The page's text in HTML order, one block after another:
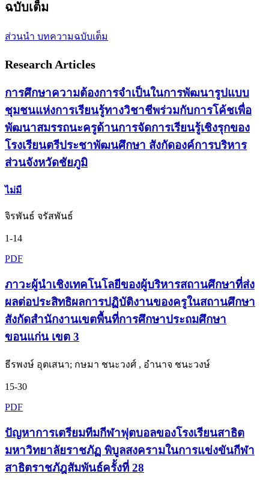
ฉบับเต็ม
ส่วนนำ บทความฉบับเต็ม
Research Articles
การศึกษาความต้องการจำเป็นในการพัฒนารูปแบบ
ชุมชนแห่งการเรียนรู้ทางวิชาชีพร่วมกับการโค้ชเพื่อ
พัฒนาสมรรถนะครูด้านการจัดการเรียนรู้เชิงรุกของ
โรงเรียนตรีประชาพัฒนศึกษา สังกัดองค์การบริหาร
ส่วนจังหวัดชัยภูมิ
ไม่มี
จิรพันธ์ จรัสพันธ์
1-14
PDF
ภาวะผู้นำเชิงเทคโนโลยีของผู้บริหารสถานศึกษาที่ส่ง
ผลต่อประสิทธิผลการปฏิบัติงานของครูในสถานศึกษา
สังกัดสำนักงานเขตพื้นที่การศึกษาประถมศึกษา
ขอนแก่น เขต 3
ธีรพงษ์ อุตเสนา; กษมา ชนะวงศ์ , อำนาจ ชนะวงษ์
15-30
PDF
ปัญหาการเตรียมทีมกีฬาฟุตบอลของโรงเรียนสาธิต
มหาวิทยาลัยราชภัฏ พิบูลสงครามในการแข่งขันกีฬา
สาธิตราชภัฎสัมพันธ์ครั้งที่ 28